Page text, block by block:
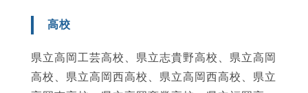
高校
県立高岡工芸高校、県立志貴野高校、県立高岡
高校、県立高岡西高校、県立高岡西高校、県立